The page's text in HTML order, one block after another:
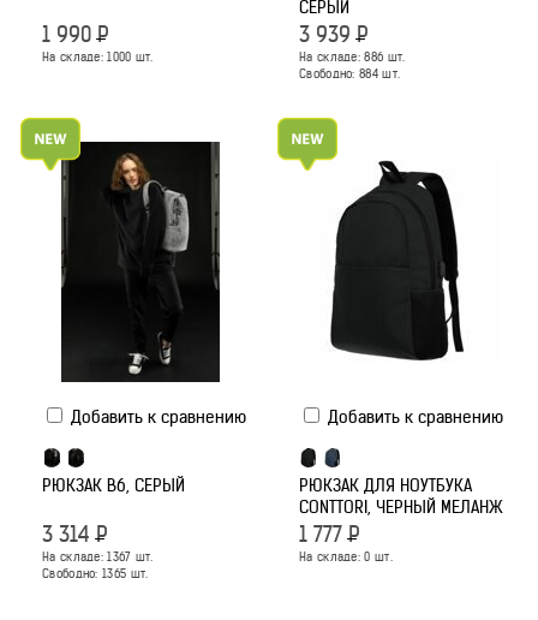
1 990 Р
На складе:1000 шт.
СЕРЫЙ
3 939 Р
На складе:886 шт.
Свободно: 884шт.
Добавить к сравнению
РЮКЗАК B6, СЕРЫЙ
3 314 Р
На складе:1367 шт.
Свободно: 1365 шт.
Добавить к сравнению
РЮКЗАК ДЛЯ НОУТБУКА
CONTTORI, ЧЕРНЫЙ МЕЛАНЖ
1 777 Р
На складе:0 шт.